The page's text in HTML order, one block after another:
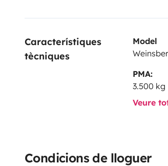
Wir freuen uns auf eure Anfragen,
Característiques
tècniques
Model
PMA:
3.500 kg
Veure
Condicions de lloguer